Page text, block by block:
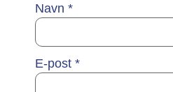
Navn *
E-post *